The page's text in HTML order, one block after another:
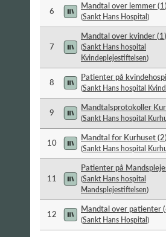
6
Mandtal over lemmer(1)
(Sankt Hans Hospital )
7
Mandtal over kvinder(1)
(Sankt Hans hospital
Kvindeplejestiftelsen)
8
Patienter på
(Sankt Hans hospital
9
Mandtalsprotokoller
(Sankt Hans hospital
10
Mandtal for Kurhuset(2)
(Sankt Hans hospital
11
Patienter på
(Sankt Hans hospital
Mandsplejestiftelsen)
12
Mandtal over patienter(
(Sankt Hans Hospital )